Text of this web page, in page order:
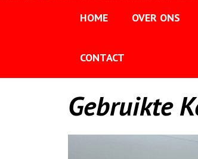
HOME OVER ONS
CONTACT
Gebruikte